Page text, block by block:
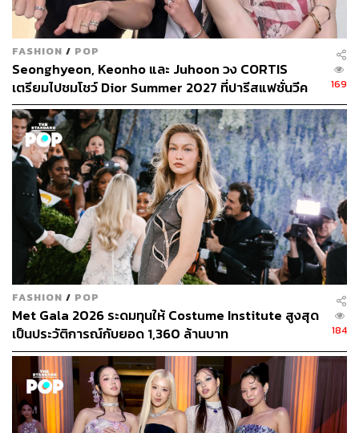
FASHION / POP
Seonghyeon, Keonho และ Juhoon วง CORTIS
เตรียมไปชมโชว์ Dior Summer 2027 ที่ปารีสแฟชั่นวีค
169
FASHION / POP
Met Gala 2026 ระดมทุนให้ Costume Institute สูงสุด
เป็นประวัติการณ์กับยอด 1,360 ล้านบาท
184